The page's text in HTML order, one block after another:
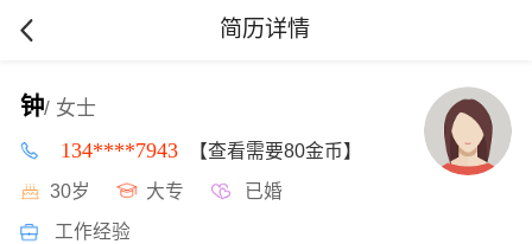
简历详情
钟/ 女士
134****7943 【查看需要80金币】
30岁 大专 已婚
工作经验